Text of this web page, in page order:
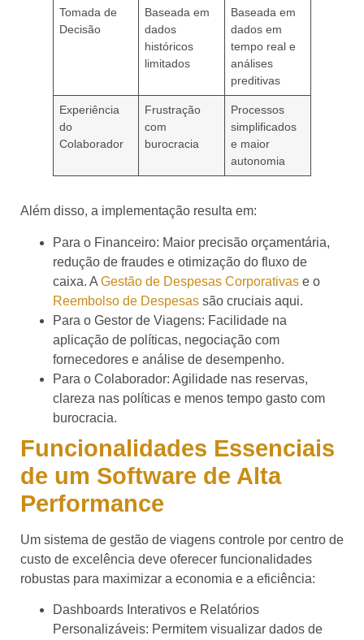
Tomada de
Decisão
Baseada em
dados
históricos
limitados
Baseada em
dados em
tempo real e
análises
preditivas
Experiência
do
Colaborador
Frustração
com
burocracia
Processos
simplificados
e maior
autonomia
Além disso, a implementação resulta em:
Para o Financeiro: Maior precisão orçamentária,
redução de fraudes e otimização do fluxo de
caixa. A Gestão de Despesas Corporativas e o
Reembolso de Despesas são cruciais aqui.
Para o Gestor de Viagens: Facilidade na
aplicação de políticas, negociação com
fornecedores e análise de desempenho.
Para o Colaborador: Agilidade nas reservas,
clareza nas políticas e menos tempo gasto com
burocracia.
Funcionalidades Essenciais
de um Software de Alta
Performance
Um sistema de gestão de viagens controle por centro de
custo de excelência deve oferecer funcionalidades
robustas para maximizar a economia e a eficiência:
Dashboards Interativos e Relatórios
Personalizáveis: Permitem visualizar dados de